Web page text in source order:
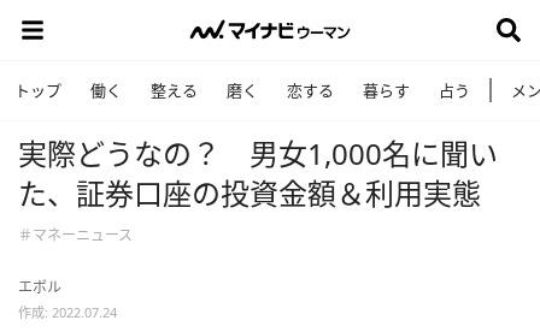
トップ 働く 整える 磨く 恋する 暮らす 占う メ
実際どうなの？ 男女1,000名に聞い
た、証券口座の投資金額＆利用実態
＃マネーニュース
エボル
作成: 2022.07.24